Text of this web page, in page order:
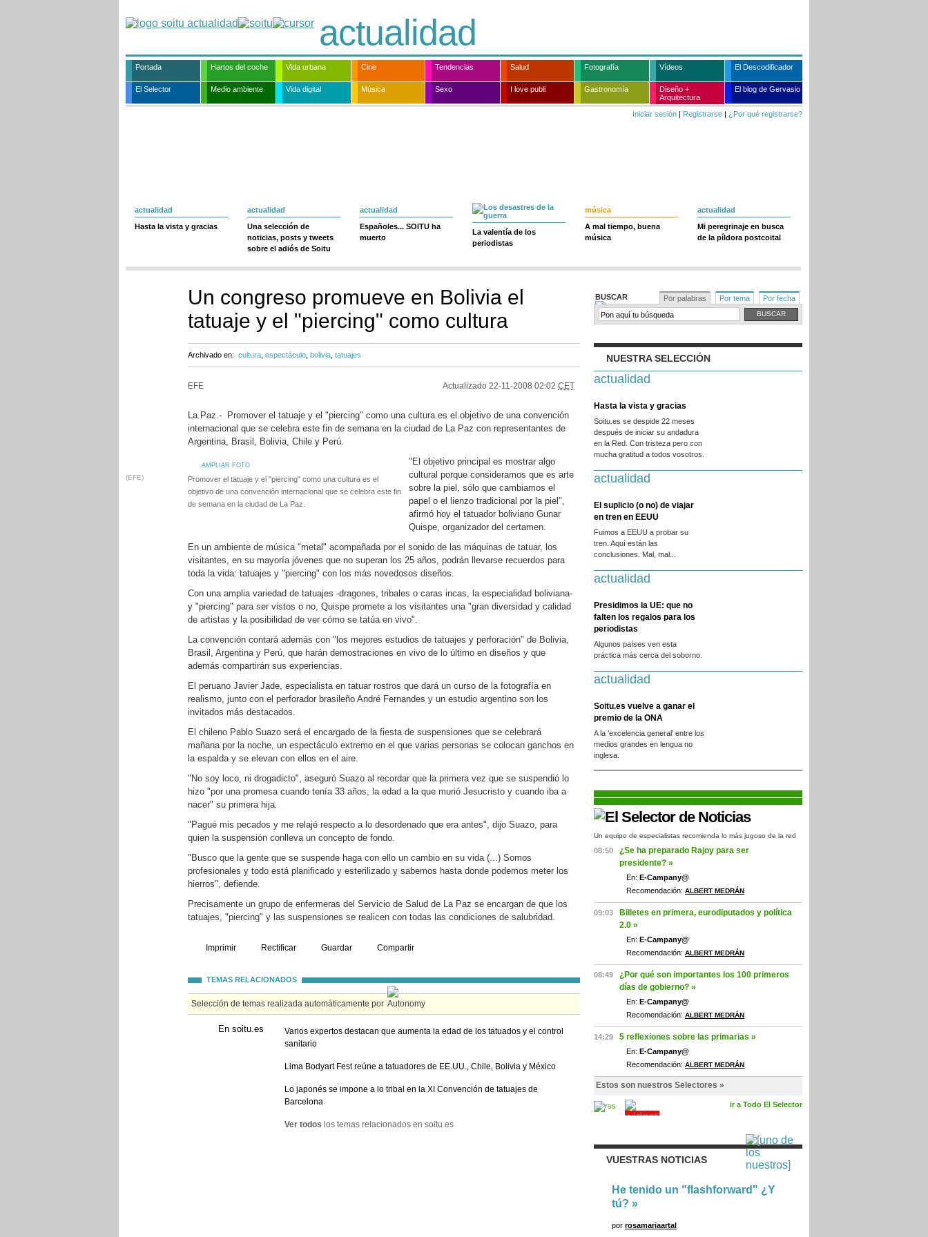
actualidad
Portada Hartos del coche Vida urbana Cine Tendencias Salud Fotografía Vídeos El Descodificador
El Selector Medio ambiente Vida digital Música Sexo I love publi Gastronomía
Diseño +
Arquitectura
El blog de Gervasio
Iniciar sesión | Registrarse | ¿Por qué registrarse?
actualidad
Hasta la vista y gracias
actualidad
Una selección de
noticias, posts y tweets
sobre el adiós de Soitu
actualidad
Españoles... SOITU ha
muerto
La valentía de los
periodistas
música
A mal tiempo, buena
música
actualidad
Mi peregrinaje en busca
de la píldora postcoital
Un congreso promueve en Bolivia el
tatuaje y el "piercing" como cultura
Archivado en: cultura espectáculo bolivia tatuajes
EFE Actualizado 22-11-2008 02:02 CET
La Paz.- Promover el tatuaje y el "piercing" como una cultura es el objetivo de una convención
internacional que se celebra este fin de semana en la ciudad de La Paz con representantes de
Argentina, Brasil, Bolivia, Chile y Perú.
AMPLIAR FOTO
(EFE)
Promover el tatuaje y el "piercing" como una cultura es el
objetivo de una convención internacional que se celebra este fin
de semana en la ciudad de La Paz.
"El objetivo principal es mostrar algo
cultural porque consideramos que es arte
sobre la piel, sólo que cambiamos el
papel o el lienzo tradicional por la piel",
afirmó hoy el tatuador boliviano Gunar
Quispe, organizador del certamen.
En un ambiente de música "metal" acompañada por el sonido de las máquinas de tatuar, los
visitantes, en su mayoría jóvenes que no superan los 25 años, podrán llevarse recuerdos para
toda la vida: tatuajes y "piercing" con los más novedosos diseños.
Con una amplia variedad de tatuajes -dragones, tribales o caras incas, la especialidad boliviana-
y "piercing" para ser vistos o no, Quispe promete a los visitantes una "gran diversidad y calidad
de artistas y la posibilidad de ver cómo se tatúa en vivo".
La convención contará además con "los mejores estudios de tatuajes y perforación" de Bolivia,
Brasil, Argentina y Perú, que harán demostraciones en vivo de lo último en diseños y que
además compartirán sus experiencias.
El peruano Javier Jade, especialista en tatuar rostros que dará un curso de la fotografía en
realismo, junto con el perforador brasileño André Fernandes y un estudio argentino son los
invitados más destacados.
El chileno Pablo Suazo será el encargado de la fiesta de suspensiones que se celebrará
mañana por la noche, un espectáculo extremo en el que varias personas se colocan ganchos en
la espalda y se elevan con ellos en el aire.
"No soy loco, ni drogadicto", aseguró Suazo al recordar que la primera vez que se suspendió lo
hizo "por una promesa cuando tenía 33 años, la edad a la que murió Jesucristo y cuando iba a
nacer" su primera hija.
"Pagué mis pecados y me relajé respecto a lo desordenado que era antes", dijo Suazo, para
quien la suspensión conlleva un concepto de fondo.
"Busco que la gente que se suspende haga con ello un cambio en su vida (...) Somos
profesionales y todo está planificado y esterilizado y sabemos hasta donde podemos meter los
hierros", defiende.
Precisamente un grupo de enfermeras del Servicio de Salud de La Paz se encargan de que los
tatuajes, "piercing" y las suspensiones se realicen con todas las condiciones de salubridad.
Imprimir Rectificar Guardar Compartir
TEMAS RELACIONADOS
Selección de temas realizada automáticamente por
En soitu.es
Varios expertos destacan que aumenta la edad de los tatuados y el control
sanitario
Lima Bodyart Fest reúne a tatuadores de EE.UU., Chile, Bolivia y México
Lo japonés se impone a lo tribal en la XI Convención de tatuajes de
Barcelona
Ver todos los temas relacionados en soitu.es
BUSCAR Por palabras Por tema Por fecha
NUESTRA SELECCIÓN
actualidad
Hasta la vista y gracias
Soitu.es se despide 22 meses
después de iniciar su andadura
en la Red. Con tristeza pero con
mucha gratitud a todos vosotros.
actualidad
El suplicio (o no) de viajar
en tren en EEUU
Fuimos a EEUU a probar su
tren. Aquí están las
conclusiones. Mal, mal...
actualidad
Presidimos la UE: que no
falten los regalos para los
periodistas
Algunos países ven esta
práctica más cerca del soborno.
actualidad
Soitu.es vuelve a ganar el
premio de la ONA
A la 'excelencia general' entre los
medios grandes en lengua no
inglesa.
Un equipo de especialistas recomienda lo más jugoso de la red
08:50
¿Se ha preparado Rajoy para ser
presidente? »
En: E-Campany@
Recomendación: ALBERT MEDRÁN
09:03
Billetes en primera, eurodiputados y política
2.0 »
En: E-Campany@
Recomendación: ALBERT MEDRÁN
08:49
¿Por qué son importantes los 100 primeros
días de gobierno? »
En: E-Campany@
Recomendación: ALBERT MEDRÁN
14:29 5 reflexiones sobre las primarias »
En: E-Campany@
Recomendación: ALBERT MEDRÁN
Estos son nuestros Selectores »
ir a Todo El Selector
VUESTRAS NOTICIAS
He tenido un "flashforward" ¿Y
tú? »
por rosamariaartal